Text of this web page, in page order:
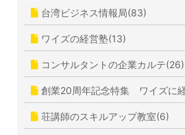
台湾ビジネス情報局(83)
ワイズの経営塾(13)
コンサルタントの企業カルテ(26)
創業20周年記念特集 ワイズに
荘講師のスキルアップ教室(6)